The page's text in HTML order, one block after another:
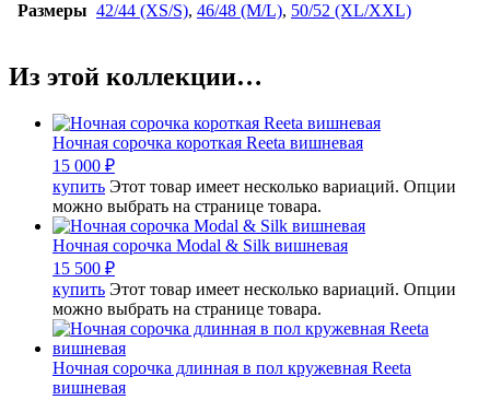
Размеры 42/44 (XS/S), 46/48 (M/L), 50/52 (XL/XXL)
Из этой коллекции…
Ночная сорочка короткая Reeta вишневая
15 000 ₽
купить Этот товар имеет несколько вариаций. Опции
можно выбрать на странице товара.
Ночная сорочка Modal & Silk вишневая
15 500 ₽
купить Этот товар имеет несколько вариаций. Опции
можно выбрать на странице товара.
Ночная сорочка длинная в пол кружевная Reeta
вишневая